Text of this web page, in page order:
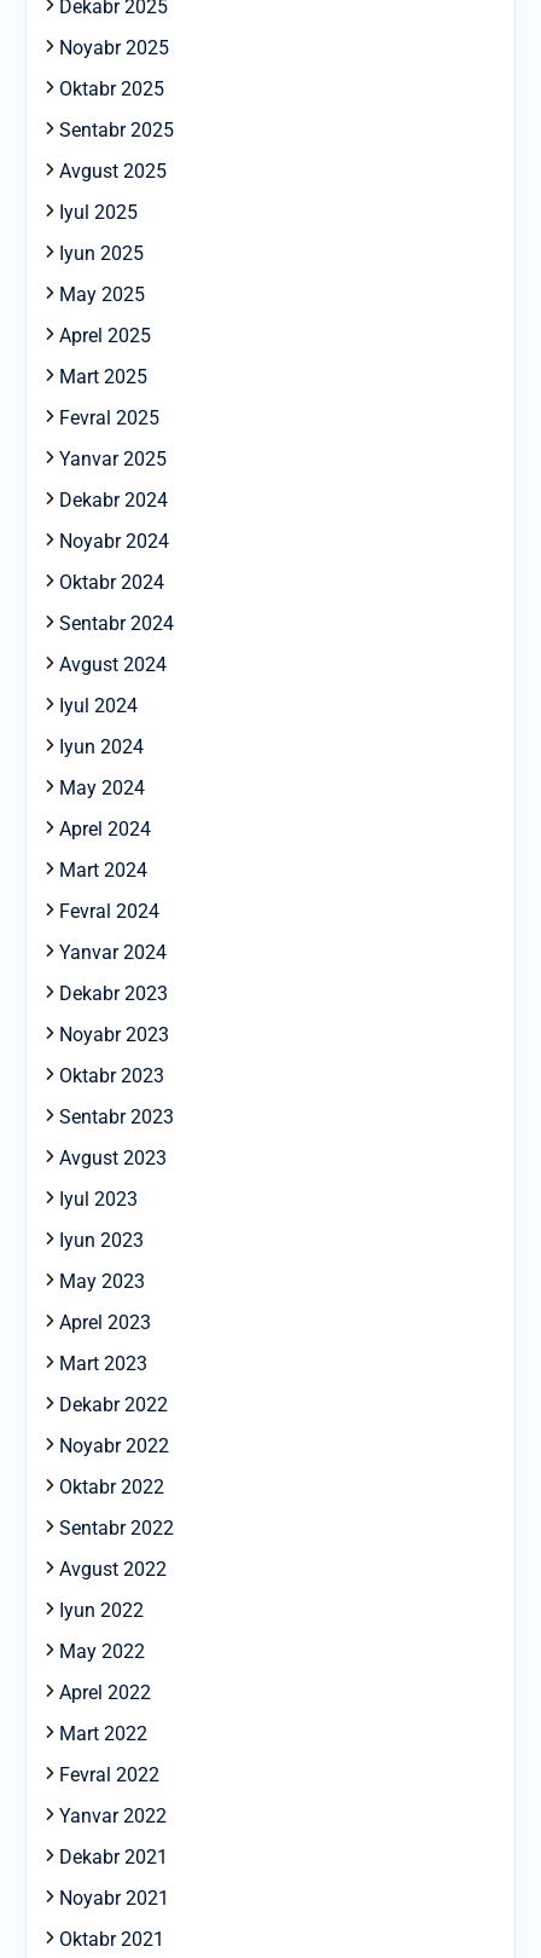
Dekabr 2025
Noyabr 2025
Oktabr 2025
Sentabr 2025
Avgust 2025
Iyul 2025
Iyun 2025
May 2025
Aprel 2025
Mart 2025
Fevral 2025
Yanvar 2025
Dekabr 2024
Noyabr 2024
Oktabr 2024
Sentabr 2024
Avgust 2024
Iyul 2024
Iyun 2024
May 2024
Aprel 2024
Mart 2024
Fevral 2024
Yanvar 2024
Dekabr 2023
Noyabr 2023
Oktabr 2023
Sentabr 2023
Avgust 2023
Iyul 2023
Iyun 2023
May 2023
Aprel 2023
Mart 2023
Dekabr 2022
Noyabr 2022
Oktabr 2022
Sentabr 2022
Avgust 2022
Iyun 2022
May 2022
Aprel 2022
Mart 2022
Fevral 2022
Yanvar 2022
Dekabr 2021
Noyabr 2021
Oktabr 2021